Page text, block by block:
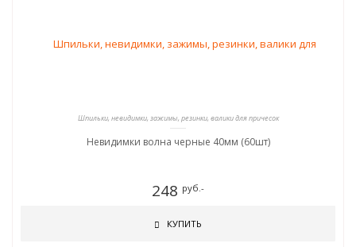
Шпильки, невидимки, зажимы, резинки, валики для причесок
Невидимки волна черные 40мм (60шт)
248 руб.-
КУПИТЬ